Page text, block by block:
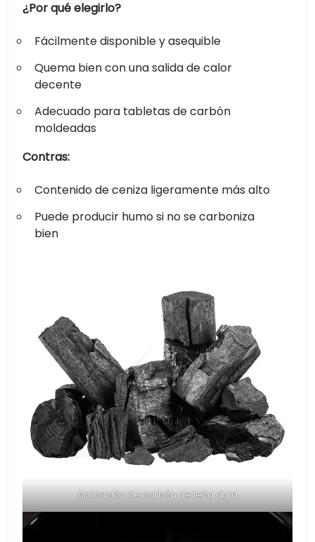
¿Por qué elegirlo?
Fácilmente disponible y asequible
Quema bien con una salida de calor
decente
Adecuado para tabletas de carbón
moldeadas
Contras:
Contenido de ceniza ligeramente más alto
Puede producir humo si no se carboniza
bien
Aplicación de carbón de leña dura